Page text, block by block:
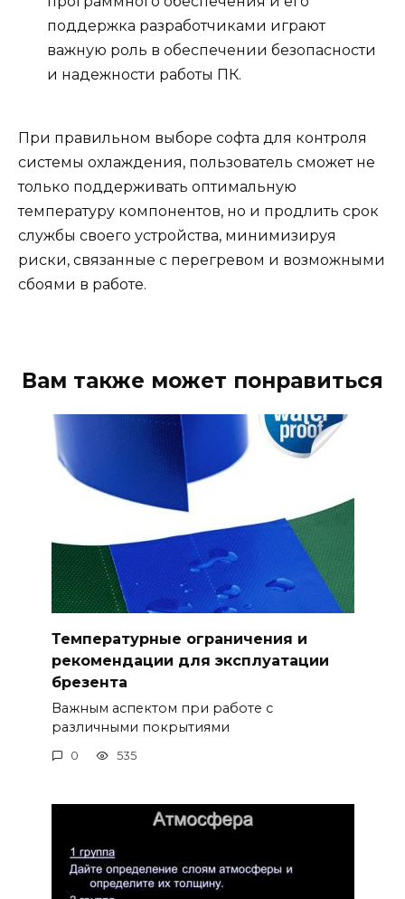
поддержка разработчиками играют
важную роль в обеспечении безопасности
и надежности работы ПК.
При правильном выборе софта для контроля
системы охлаждения, пользователь сможет не
только поддерживать оптимальную
температуру компонентов, но и продлить срок
службы своего устройства, минимизируя
риски, связанные с перегревом и возможными
сбоями в работе.
Вам также может понравиться
Температурные ограничения и
рекомендации для эксплуатации
брезента
Важным аспектом при работе с
различными покрытиями
0 535